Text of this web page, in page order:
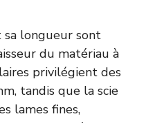
sa longueur sont
du matériau à
privilégient des
tandis que la scie
lames fines,